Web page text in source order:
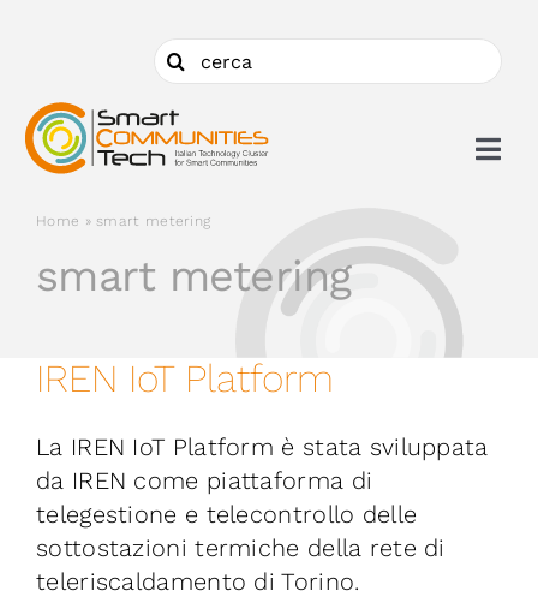
Cerca
per:
Aderire
Ambiti
Iniziative
Home » smart metering
smart metering
IREN IoT Platform
La IREN IoT Platform è stata sviluppata
da IREN come piattaforma di
telegestione e telecontrollo delle
sottostazioni termiche della rete di
teleriscaldamento di Torino.